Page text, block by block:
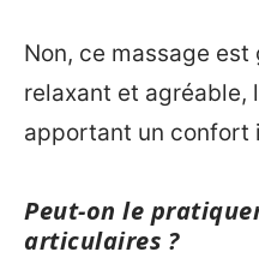
Non, ce massage
relaxant et agréable,
apportant un confort
Peut-on le
articulaires ?